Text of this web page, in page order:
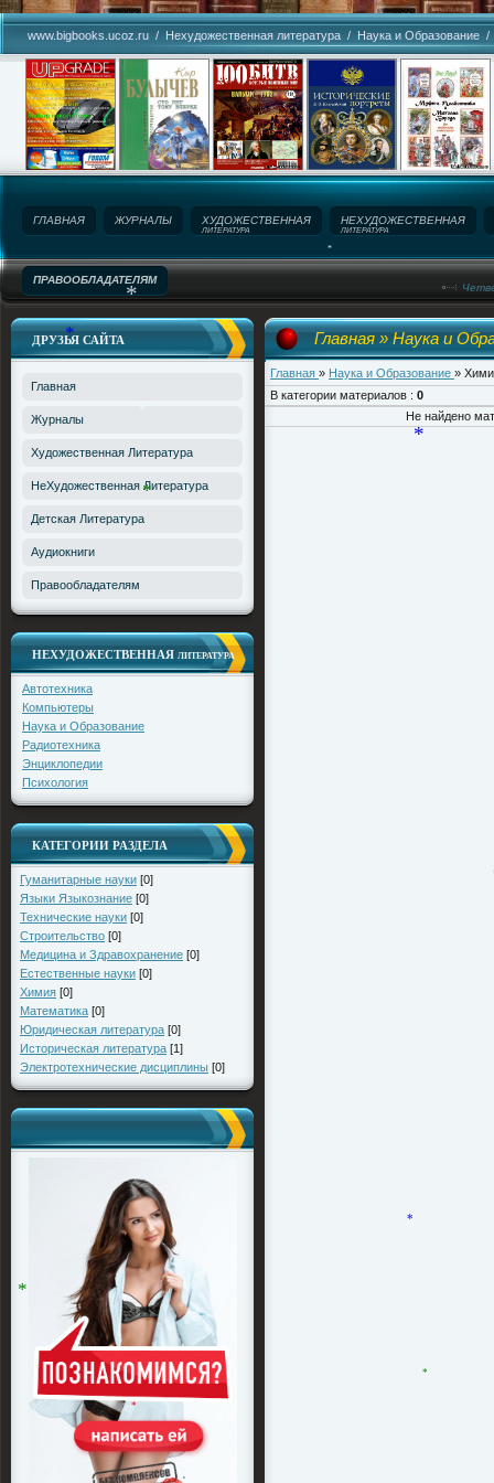
*
*
*
*
*
*
*
www.bigbooks.ucoz.ru / Нехудожественная литература / Наука и Образование
ГЛАВНАЯ ЖУРНАЛЫ ХУДОЖЕСТВЕННАЯ
ЛИТЕРАТУРА
НЕХУДОЖЕСТВЕННАЯ
ЛИТЕРАТУРА
ПРАВООБЛАДАТЕЛЯМ
Название сайта!
Главная » Наука и
Главная » Наука и Образование »
В категории материалов : 0
Не найдено
ДРУЗЬЯ САЙТА
Главная
Журналы
Художественная Литература
НеХудожественная Литература
Детская Литература
Аудиокниги
Правообладателям
НЕХУДОЖЕСТВЕННАЯ ЛИТЕРАТУРА
Автотехника
Компьютеры
Наука и Образование
Радиотехника
Энциклопедии
Психология
КАТЕГОРИИ РАЗДЕЛА
Гуманитарные науки [0]
Языки Языкознание [0]
Технические науки [0]
Строительство [0]
Медицина и Здравохранение [0]
Естественные науки [0]
Химия [0]
Математика [0]
Юридическая литература [0]
Историческая литература [1]
Электротехнические дисциплины [0]